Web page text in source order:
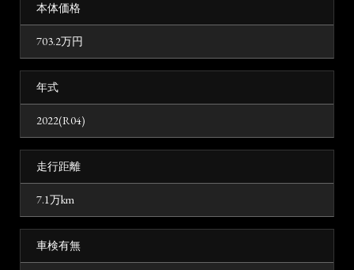
本体価格
703.2万円
年式
2022(R04)
走行距離
7.1万km
車検有無